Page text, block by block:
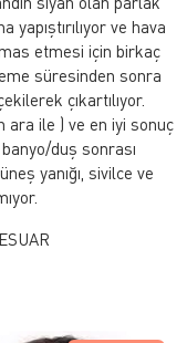
yapıştırılıyor ve hava
etmesi için birkaç
süresinden sonra
çıkartılıyor.
ara ile ) ve en iyi sonuç
duş sonrası
yanığı, sivilce ve